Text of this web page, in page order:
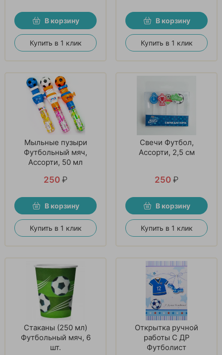
В корзину
Купить в 1 клик
В корзину
Купить в 1 клик
Мыльные пузыри
Футбольный мяч,
Ассорти, 50 мл
250 ₽
В корзину
Купить в 1 клик
Свечи Футбол,
Ассорти, 2,5 см
250 ₽
В корзину
Купить в 1 клик
Стаканы (250 мл)
Футбольный мяч, 6
шт.
Открытка ручной
работы С ДР
Футболист